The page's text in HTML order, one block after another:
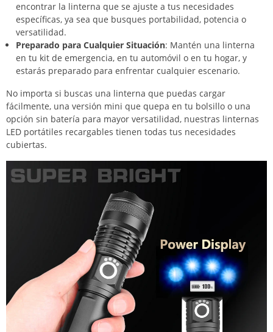
encontrar la linterna que se ajuste a tus necesidades
específicas, ya sea que busques portabilidad, potencia o
versatilidad.
Preparado para Cualquier Situación: Mantén una linterna
en tu kit de emergencia, en tu automóvil o en tu hogar, y
estarás preparado para enfrentar cualquier escenario.
No importa si buscas una linterna que puedas cargar
fácilmente, una versión mini que quepa en tu bolsillo o una
opción sin batería para mayor versatilidad, nuestras linternas
LED portátiles recargables tienen todas tus necesidades
cubiertas.